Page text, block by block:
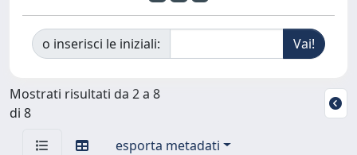
o inserisci le iniziali:
Mostrati risultati da 2 a 8
di 8
esporta metadati